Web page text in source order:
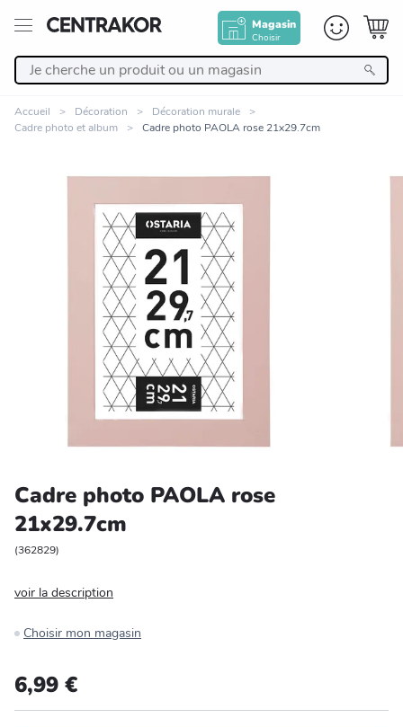
Magasin
Choisir
Décoration
Linge de maison
Meuble
Cuisine et art de la table
Salle de bain et beauté
Animalerie
Accueil Décoration
Décoration murale
Cadre photo et album
Cadre photo PAOLA rose 21x29.7cm
Zoomer sur l'image
Cadre photo PAOLA rose
21x29.7cm
(362829)
voir la description
Choisir mon magasin
6,99 €